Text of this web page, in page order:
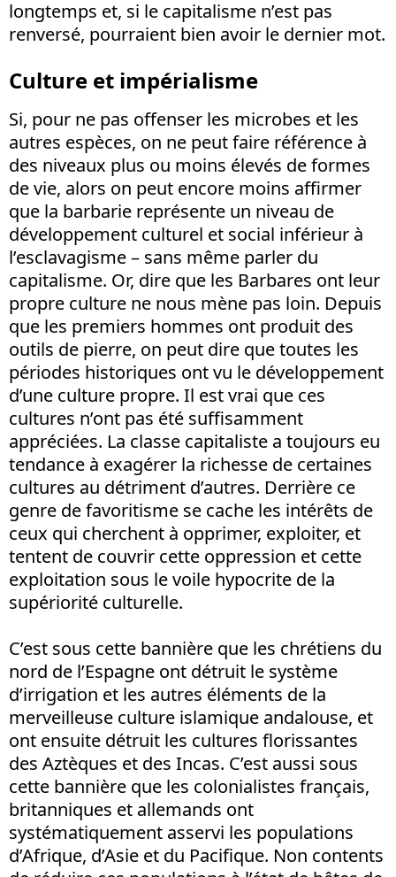
longtemps et, si le capitalisme n’est pas
renversé, pourraient bien avoir le dernier mot.
Culture et impérialisme
Si, pour ne pas offenser les microbes et les
autres espèces, on ne peut faire référence à
des niveaux plus ou moins élevés de formes
de vie, alors on peut encore moins affirmer
que la barbarie représente un niveau de
développement culturel et social inférieur à
l’esclavagisme – sans même parler du
capitalisme. Or, dire que les Barbares ont leur
propre culture ne nous mène pas loin. Depuis
que les premiers hommes ont produit des
outils de pierre, on peut dire que toutes les
périodes historiques ont vu le développement
d’une culture propre. Il est vrai que ces
cultures n’ont pas été suffisamment
appréciées. La classe capitaliste a toujours eu
tendance à exagérer la richesse de certaines
cultures au détriment d’autres. Derrière ce
genre de favoritisme se cache les intérêts de
ceux qui cherchent à opprimer, exploiter, et
tentent de couvrir cette oppression et cette
exploitation sous le voile hypocrite de la
supériorité culturelle.
C’est sous cette bannière que les chrétiens du
nord de l’Espagne ont détruit le système
d’irrigation et les autres éléments de la
merveilleuse culture islamique andalouse, et
ont ensuite détruit les cultures florissantes
des Aztèques et des Incas. C’est aussi sous
cette bannière que les colonialistes français,
britanniques et allemands ont
systématiquement asservi les populations
d’Afrique, d’Asie et du Pacifique. Non contents